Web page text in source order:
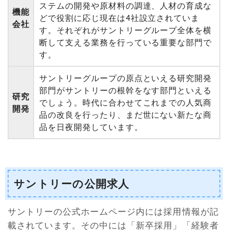
機能
会社
ステムの開発や原材料の調達、人材の育成な
どで役割に応じ現在は4社設立されていま
す。それぞれがサントリーグループ全体を横
断して支える業務を行っている重要な部門で
す。
研究
開発
サントリーグループの原点といえる研究開発
部門がサントリーの根幹をなす部門といえる
でしょう。時代に合わせてこれまでの人気商
品の改良を行ったり、まだ世にない新たな商
品を日夜開発しています。
サントリーの公開求人
サントリーの公式ホームページ内には採用情報が記
載されています。その中には「新卒採用」「経験者